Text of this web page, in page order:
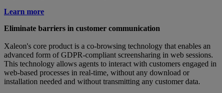
Learn more
Eliminate barriers in customer communication
Xaleon's core product is a co-browsing technology that enables an
advanced form of GDPR-compliant screensharing in web sessions.
This technology allows agents to interact with customers engaged in
web-based processes in real-time, without any download or
installation needed and without transmitting any customer data.